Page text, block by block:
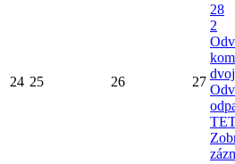
24 25 26 27
28
2